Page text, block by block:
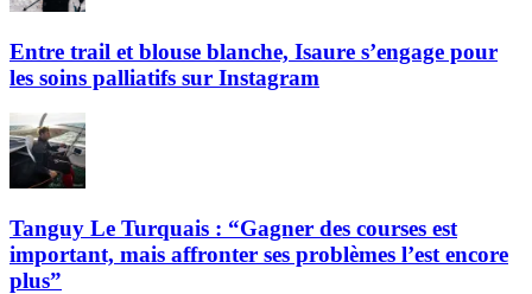
Entre trail et blouse blanche, Isaure s’engage pour
les soins palliatifs sur Instagram
Tanguy Le Turquais : “Gagner des courses est
important, mais affronter ses problèmes l’est encore
plus”